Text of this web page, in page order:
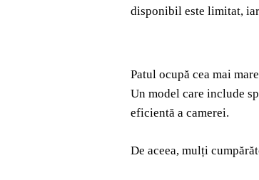
disponibil este limitat,
Patul ocupă cea mai
Un model care include
eficientă a camerei.
De aceea, mulți